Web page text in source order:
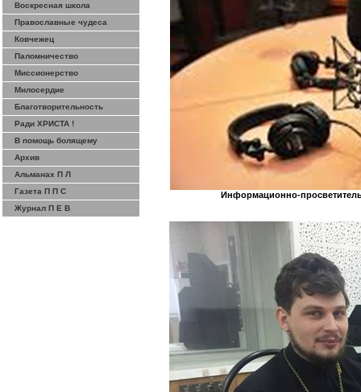
Воскресная школа
Православные чудеса
Ковчежец
Паломничество
Миссионерство
Милосердие
Благотворительность
Ради ХРИСТА !
В помощь болящему
Архив
Альманах П Л
Газета П П С
Журнал П Е В
Информационно-